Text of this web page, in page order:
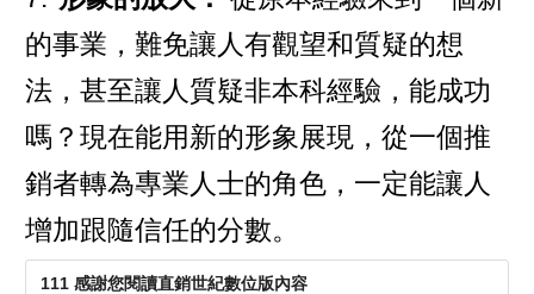
的事業，難免讓人有觀望和質疑的想
法，甚至讓人質疑非本科經驗，能成功
嗎？現在能用新的形象展現，從一個推
銷者轉為專業人士的角色，一定能讓人
增加跟隨信任的分數。
111 感謝您閱讀直銷世紀數位版內容